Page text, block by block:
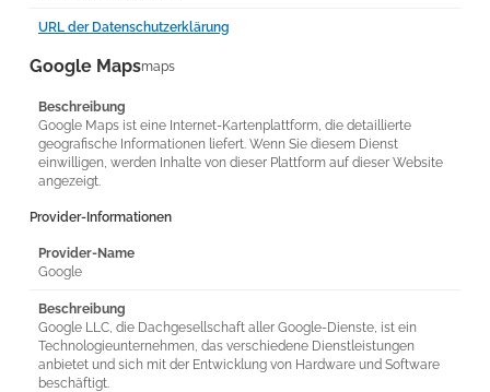
URL der Datenschutzerklärung
Google Mapsmaps
Beschreibung
Google Maps ist eine Internet-Kartenplattform, die detaillierte
geografische Informationen liefert. Wenn Sie diesem Dienst
einwilligen, werden Inhalte von dieser Plattform auf dieser Website
angezeigt.
Provider-Informationen
Provider-Name
Google
Beschreibung
Google LLC, die Dachgesellschaft aller Google-Dienste, ist ein
Technologieunternehmen, das verschiedene Dienstleistungen
anbietet und sich mit der Entwicklung von Hardware und Software
beschäftigt.